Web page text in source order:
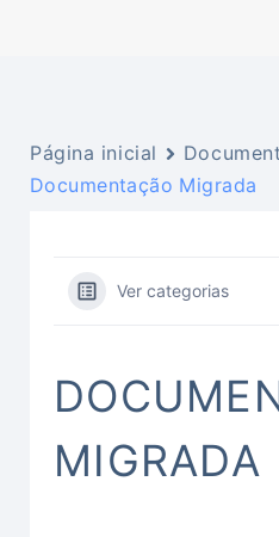
Página inicial
Documentação Migrada
Ver categorias
MIGRADA